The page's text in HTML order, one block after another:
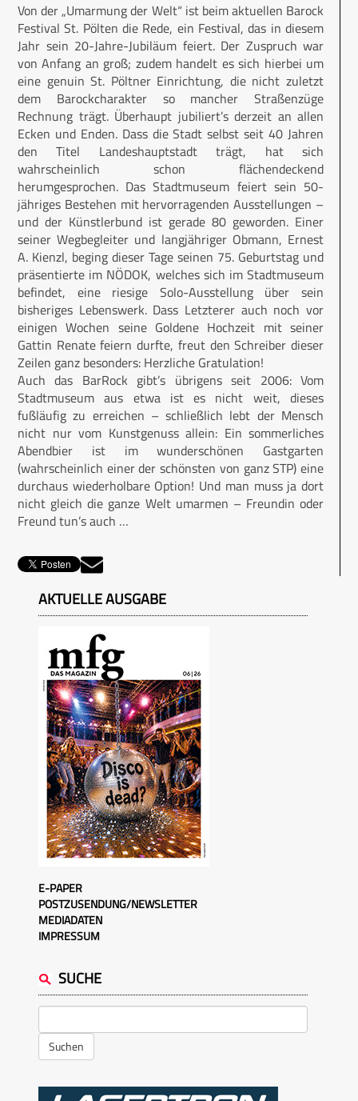
Von der „Umarmung der Welt“ ist beim aktuellen Barock
Festival St. Pölten die Rede, ein Festival, das in diesem
Jahr sein 20-Jahre-Jubiläum feiert. Der Zuspruch war
von Anfang an groß; zudem handelt es sich hierbei um
eine genuin St. Pölt­ner Einrichtung, die nicht zuletzt
dem Barockcharakter so mancher Straßenzüge
Rechnung trägt. Überhaupt jubiliert’s derzeit an allen
Ecken und Enden. Dass die Stadt selbst seit 40 Jahren
den Titel Landeshauptstadt trägt, hat sich
wahrscheinlich schon flächendeckend
herumgesprochen. Das Stadtmuseum feiert sein 50-
jähriges Bestehen mit hervorragenden Ausstellungen –
und der Künstlerbund ist gerade 80 geworden. Einer
seiner Wegbegleiter und langjähriger Obmann, Ernest
A. Kienzl, beging dieser Tage seinen 75. Geburtstag und
präsentierte im NÖDOK, welches sich im Stadtmuseum
befindet, eine riesige Solo-Ausstellung über sein
bisheriges Lebenswerk. Dass Letzterer auch noch vor
einigen Wochen seine Goldene Hochzeit mit seiner
Gattin Renate feiern durfte, freut den Schreiber dieser
Zeilen ganz besonders: Herzliche Gratulation!
Auch das BarRock gibt’s übrigens seit 2006: Vom
Stadtmuseum aus etwa ist es nicht weit, dieses
fußläufig zu erreichen – schließlich lebt der Mensch
nicht nur vom Kunstgenuss allein: Ein sommerliches
Abendbier ist im wunderschönen Gastgarten
(wahrscheinlich einer der schönsten von ganz STP) eine
durchaus wiederholbare Option! Und man muss ja dort
nicht gleich die ganze Welt umarmen – Freundin oder
Freund tun’s auch …
AKTUELLE AUSGABE
E-PAPER
POSTZUSENDUNG/NEWSLETTER
MEDIADATEN
IMPRESSUM
SUCHE
Suchen